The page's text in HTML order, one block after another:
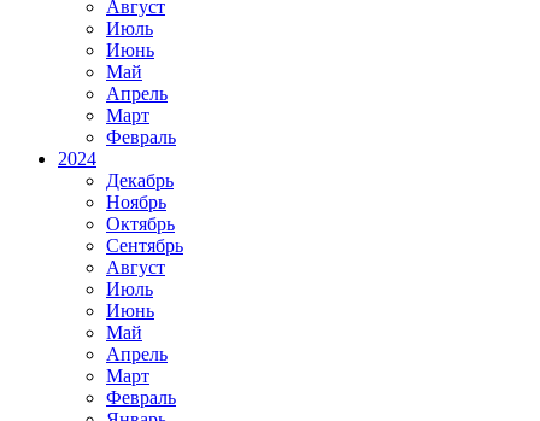
Август
Июль
Июнь
Май
Апрель
Март
Февраль
2024
Декабрь
Ноябрь
Октябрь
Сентябрь
Август
Июль
Июнь
Май
Апрель
Март
Февраль